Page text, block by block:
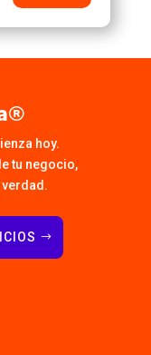
hoy.
tu negocio,